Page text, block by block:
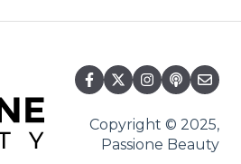
Copyright © 2025,
Passione Beauty